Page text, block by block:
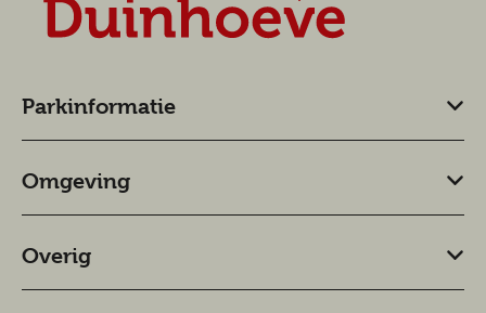
Parkinformatie
Omgeving
Overig